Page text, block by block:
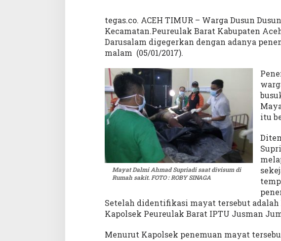
m
u
r
tegas.co. ACEH TIMUR – Warga Dusun
Kecamatan.Peureulak Barat Kabupaten
Darusalam digegerkan dengan adanya
malam (05/01/2017).
Mayat Dalmi Ahmad Supriadi saat divisum di
Rumah sakit. FOTO : ROBY SINAGA
itu
Setelah didentifikasi mayat tersebut adalah
Kapolsek Peureulak Barat IPTU Jusman
Menurut Kapolsek penemuan mayat